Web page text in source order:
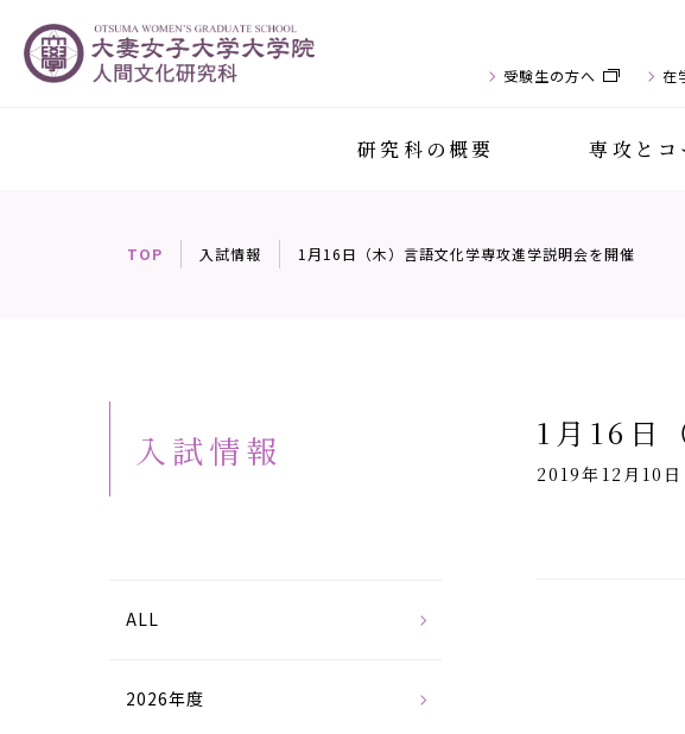
研究科の概要 専攻とコ
受験生の方へ 在
TOP 入試情報 1月16日（木）言語文化学専攻進学説明会を開催
1月16日
2019年12月10日
入試情報
ALL
2026年度